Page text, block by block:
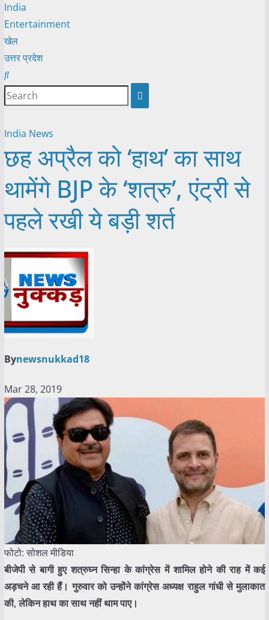
India
Entertainment
खेल
उत्तर प्रदेश
India News
छह अप्रैल को ‘हाथ’ का साथ
थामेंगे BJP के ‘शत्रु’, एंट्री से
पहले रखी ये बड़ी शर्त
Bynewsnukkad18
Mar 28, 2019
फोटो: सोशल मीडिया
बीजेपी से बागी हुए शत्रुघ्न सिन्हा के कांग्रेस में शामिल होने की राह में कई
अड़चने आ रही हैं। गुरुवार को उन्होंने कांग्रेस अध्यक्ष राहुल गांधी से मुलाकात
की, लेकिन हाथ का साथ नहीं थाम पाए।